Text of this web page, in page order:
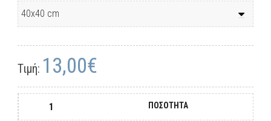
Τιμή: 13,00€
ΠΟΣΟΤΗΤΑ